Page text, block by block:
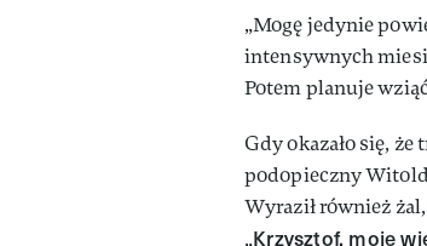
„Mogę jedynie
intensywnych
Potem planuje
Gdy okazało się, że
podopieczny
Wyraził również
„Krzysztof, moje